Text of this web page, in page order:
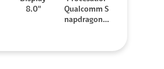
8.0"
Qualcomm S
napdragon 8